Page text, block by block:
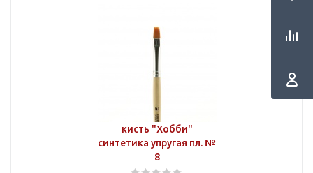
кисть "Хобби"
синтетика упругая пл. №
8